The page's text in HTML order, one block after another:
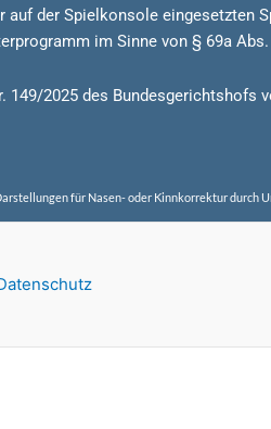
auf der Spielkonsole eingesetzten
im Sinne von § 69a Abs.
149/2025 des Bundesgerichtshofs